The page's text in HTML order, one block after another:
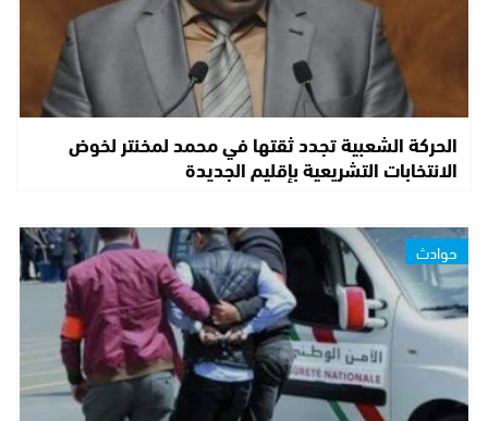
الحركة الشعبية تجدد ثقتها في محمد لمخنتر لخوض
الانتخابات التشريعية بإقليم الجديدة
حوادث